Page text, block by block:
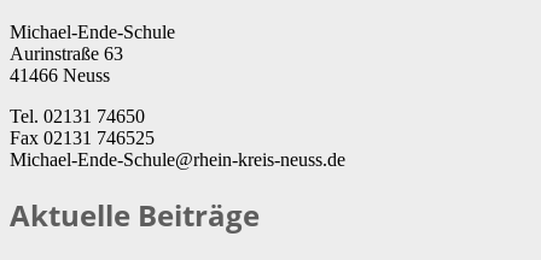
Michael-Ende-Schule
Aurinstraße 63
41466 Neuss
Tel. 02131 74650
Fax 02131 746525
Michael-Ende-Schule@rhein-kreis-neuss.de
Aktuelle Beiträge